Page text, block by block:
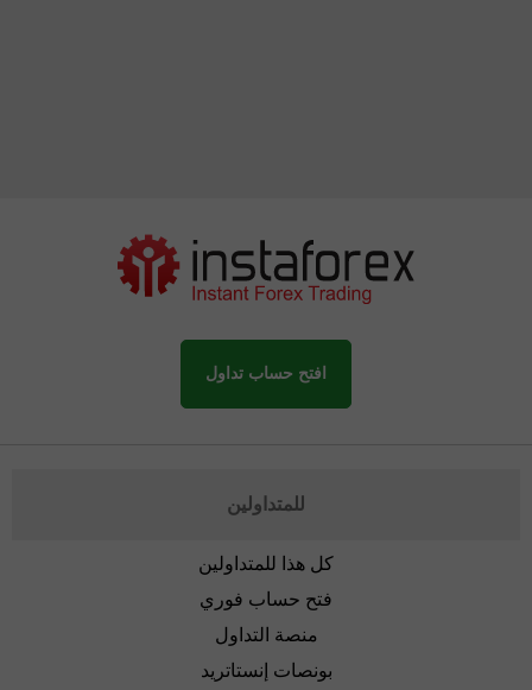
افتح حساب تداول
للمتداولين
كل هذا للمتداولين
فتح حساب فوري
منصة التداول
بونصات إنستاتريد